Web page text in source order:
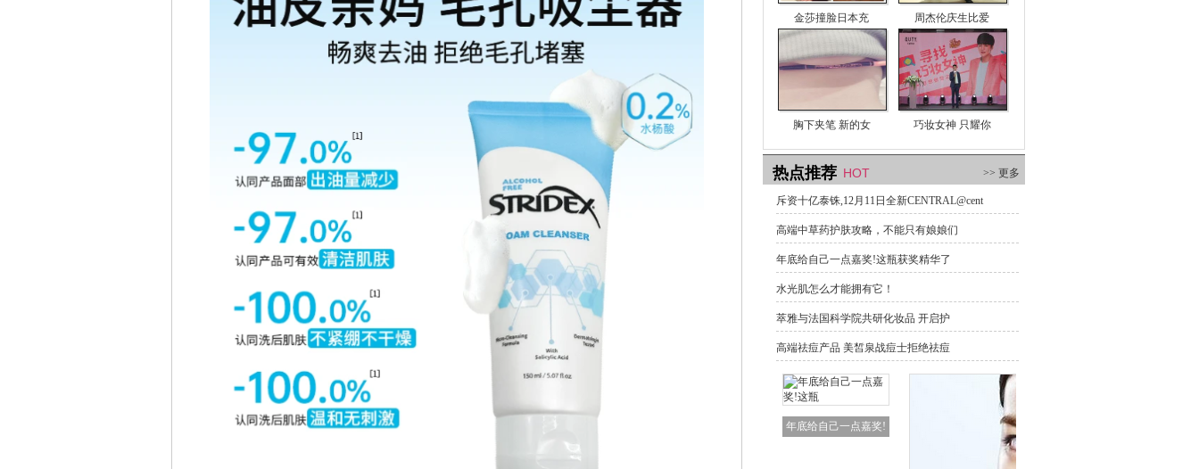
金莎撞脸日本充 周杰伦庆生比爱
胸下夹笔 新的女 巧妆女神 只耀你
热点推荐 HOT >> 更多
斥资十亿泰铢,12月11日全新CENTRAL@cent
高端中草药护肤攻略，不能只有娘娘们
年底给自己一点嘉奖!这瓶获奖精华了
水光肌怎么才能拥有它！
萃雅与法国科学院共研化妆品 开启护
高端祛痘产品 美皙泉战痘士拒绝祛痘
年底给自己一点嘉奖!